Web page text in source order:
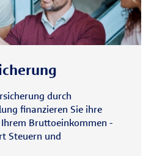
durch
finanzieren Sie ihre
Bruttoeinkommen -
Steuern und